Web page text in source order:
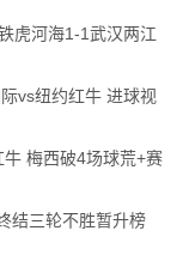
虎河海1-1武汉两江
vs纽约红牛 进球视
梅西破4场球荒+赛
结三轮不胜暂升榜